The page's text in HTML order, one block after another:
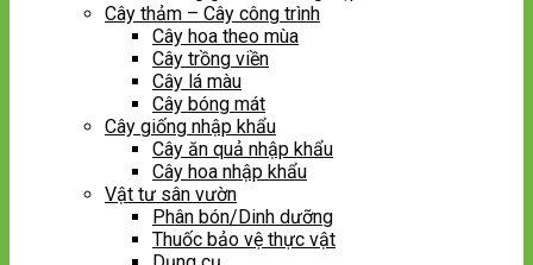
Cây thảm – Cây công trình
Cây hoa theo mùa
Cây trồng viền
Cây lá màu
Cây bóng mát
Cây giống nhập khẩu
Cây ăn quả nhập khẩu
Cây hoa nhập khẩu
Vật tư sân vườn
Phân bón/Dinh dưỡng
Thuốc bảo vệ thực vật